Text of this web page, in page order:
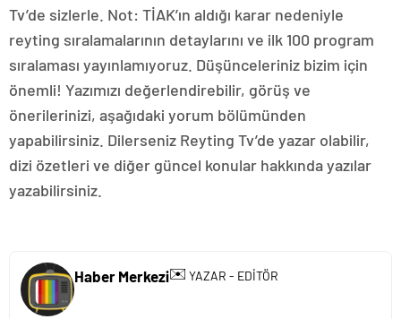
Tv’de sizlerle. Not: TİAK’ın aldığı karar nedeniyle
reyting sıralamalarının detaylarını ve ilk 100 program
sıralaması yayınlamıyoruz. Düşünceleriniz bizim için
önemli! Yazımızı değerlendirebilir, görüş ve
önerilerinizi, aşağıdaki yorum bölümünden
yapabilirsiniz. Dilerseniz Reyting Tv’de yazar olabilir,
dizi özetleri ve diğer güncel konular hakkında yazılar
yazabilirsiniz.
Haber Merkezi✉️ YAZAR - EDİTÖR